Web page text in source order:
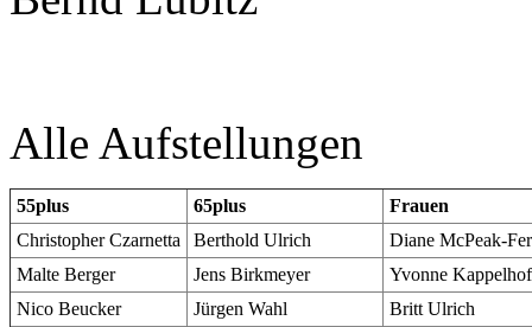
Alle Aufstellungen
55plus 65plus
Frauen
Christopher Czarnetta
Berthold Ulrich
Diane McPeak-
Malte Berger
Jens Birkmeyer
Yvonne
Nico Beucker
Jürgen Wahl
Britt Ulrich